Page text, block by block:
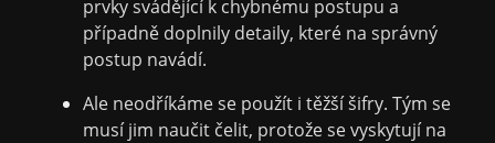
prvky svádějící k chybnému postupu a
případně doplnily detaily, které na správný
postup navádí.
Ale neodříkáme se použít i těžší šifry. Tým se
musí jim naučit čelit, protože se vyskytují na